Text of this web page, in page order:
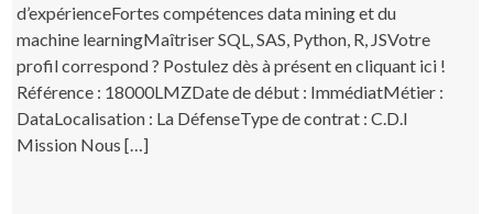
d’expérienceFortes compétences data mining et du
machine learningMaîtriser SQL, SAS, Python, R, JSVotre
profil correspond ? Postulez dès à présent en cliquant ici !
Référence : 18000LMZDate de début : ImmédiatMétier :
DataLocalisation : La DéfenseType de contrat : C.D.I
Mission Nous […]